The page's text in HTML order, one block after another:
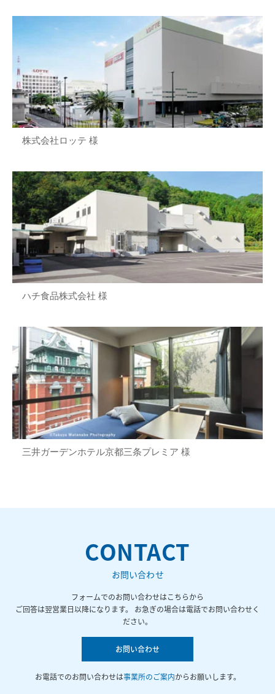
株式会社ロッテ 様
ハチ食品株式会社 様
三井ガーデンホテル京都三条プレミア 様
CONTACT
お問い合わせ
フォームでのお問い合わせはこちらから
ご回答は翌営業日以降になります。 お急ぎの場合は電話でお問い合わせく
ださい。
お問い合わせ
お電話でのお問い合わせは事業所のご案内からお願いします。